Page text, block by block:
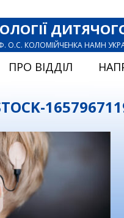
О.С. КОЛОМІЙЧЕНКА НАМН
ПРО ВІДДІЛ